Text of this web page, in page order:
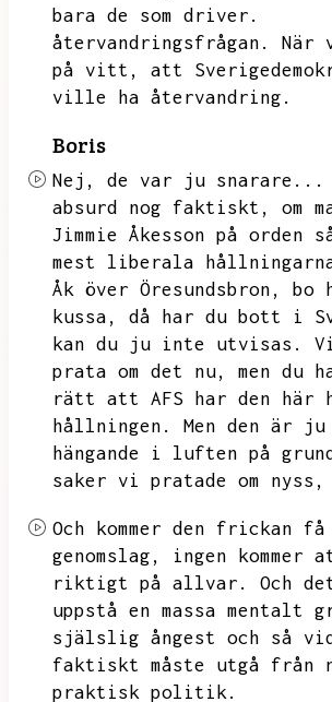
bara de som driver.
återvandringsfrågan.
När
på vitt,
att
ville ha återvandring.
Boris
Nej, de var ju snarare...
absurd nog faktiskt,
om
Jimmie Åkesson på orden
mest liberala
Åk över Öresundsbron,
bo
kussa,
då har du bott i
kan du ju inte utvisas.
prata om det nu,
men du
rätt att AFS har den här
hållningen.
Men den är ju
hängande i luften på
saker vi pratade om nyss,
Och kommer den frickan
genomslag,
ingen kommer
riktigt på allvar.
Och
uppstå en massa mentalt
själslig ångest och så
faktiskt måste utgå från
praktisk politik.